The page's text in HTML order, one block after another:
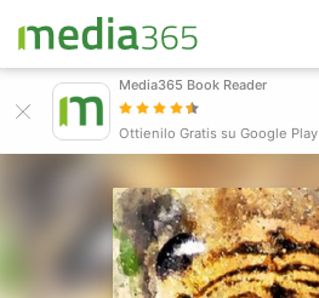
Accedi
Pubblica
Media365 Book Reader
Ottienilo Gratis su Google Play